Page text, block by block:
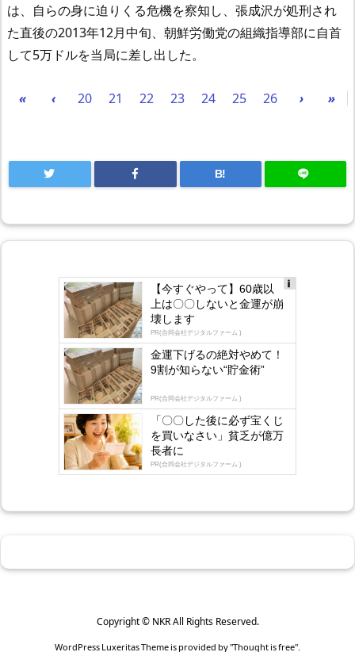
は、自らの身に迫りくる危機を察知し、張成沢が処刑され
た直後の2013年12月中旬、朝鮮労働党の組織指導部に自首
して5万ドルを当局に差し出した。
« ‹ 20 21 22 23 24 25 26 › »
B!
gly
【今すぐやって】60歳以
上は〇〇しないと金運が崩
壊します
PR(合同会社デジタルファーム )
金運下げるの絶対やめて！
9割が知らない“貯金術”
PR(合同会社デジタルファーム )
「〇〇した後に必ず宝くじ
を買いなさい」貧乏が億万
長者に
PR(合同会社デジタルファーム )
Copyright © NKRAll Rights Reserved.
WordPress Luxeritas Theme is provided by "Thought is free".